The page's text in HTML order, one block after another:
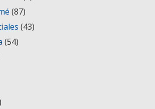
(87)
(43)
(54)